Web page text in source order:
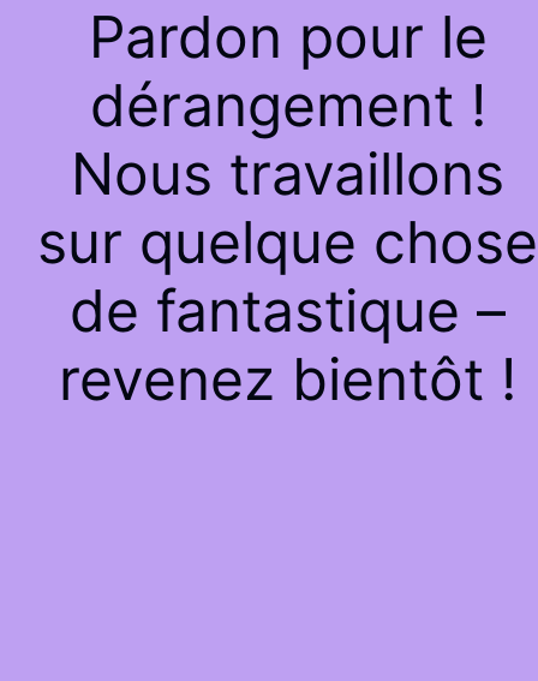
Pardon pour le
dérangement !
Nous travaillons
sur quelque chose
de fantastique –
revenez bientôt !